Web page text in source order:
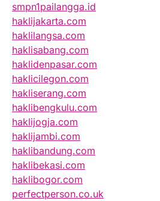
smpn1pailangga.id
haklijakarta.com
haklilangsa.com
haklisabang.com
haklidenpasar.com
haklicilegon.com
hakliserang.com
haklibengkulu.com
haklijogja.com
haklijambi.com
haklibandung.com
haklibekasi.com
haklibogor.com
perfectperson.co.uk